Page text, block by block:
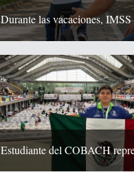
Durante las vacaciones, IMSS
Estudiante del COBACH